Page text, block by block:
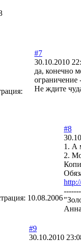
#7
30.10.2010
да, конечно
ограничение
Не ждите
10.08.2006
#8
1. А
2.
#9
30.10.2010